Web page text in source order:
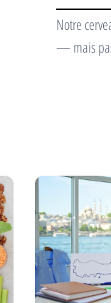
Notre
— mais